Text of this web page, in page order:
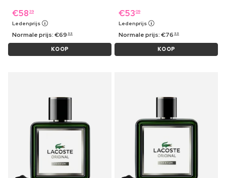
€58 39
Ledenprijs
Normale prijs:€69 99
KOOP
€53 09
Ledenprijs
Normale prijs:€76 99
KOOP